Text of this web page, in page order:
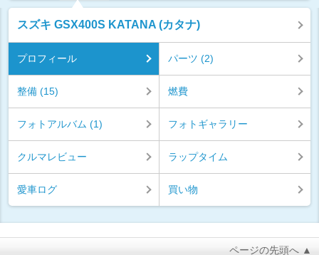
スズキ GSX400S KATANA (カタナ)
プロフィール パーツ (2)
整備 (15) 燃費
フォトアルバム (1) フォトギャラリー
クルマレビュー ラップタイム
愛車ログ 買い物
ページの先頭へ ▲